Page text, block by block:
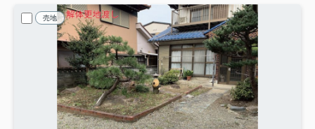
売地